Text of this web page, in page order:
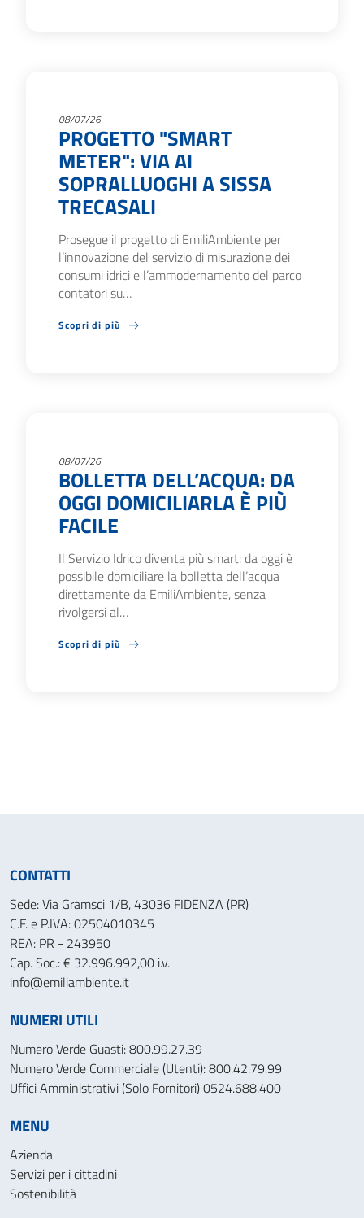
08/07/26
PROGETTO "SMART
METER": VIA AI
SOPRALLUOGHI A SISSA
TRECASALI
Prosegue il progetto di EmiliAmbiente per
l’innovazione del servizio di misurazione dei
consumi idrici e l’ammodernamento del parco
contatori su…
Scopri di più
08/07/26
BOLLETTA DELL’ACQUA: DA
OGGI DOMICILIARLA È PIÙ
FACILE
Il Servizio Idrico diventa più smart: da oggi è
possibile domiciliare la bolletta dell’acqua
direttamente da EmiliAmbiente, senza
rivolgersi al…
Scopri di più
CONTATTI
Sede: Via Gramsci 1/B, 43036 FIDENZA (PR)
C.F. e P.IVA: 02504010345
REA: PR - 243950
Cap. Soc.: € 32.996.992,00 i.v.
info@emiliambiente.it
NUMERI UTILI
Numero Verde Guasti: 800.99.27.39
Numero Verde Commerciale (Utenti): 800.42.79.99
Uffici Amministrativi (Solo Fornitori) 0524.688.400
MENU
Azienda
Servizi per i cittadini
Sostenibilità